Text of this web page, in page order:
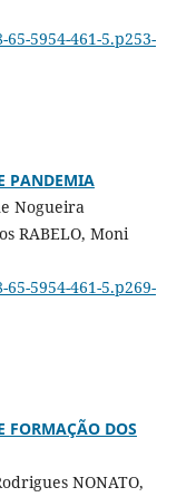
5954-461-5.p253-
PANDEMIA
Nogueira
RABELO, Moni
5954-461-5.p269-
FORMAÇÃO DOS
NONATO,